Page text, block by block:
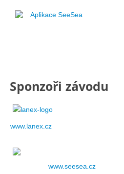
Kapitánské zkoušky
Aplikace SeeSea
Sponzoři závodu
www.lanex.cz
www.seesea.cz